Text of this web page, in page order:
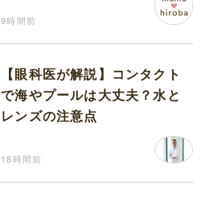
9時間前
【眼科医が解説】コンタクト
で海やプールは大丈夫？水と
レンズの注意点
18時間前